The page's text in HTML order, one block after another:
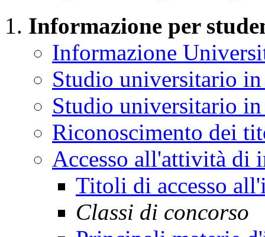
Informazione per
Informazione
Studio universitario
Studio universitario
Riconoscimento dei
Accesso all'attività di
Titoli di accesso
Classi di concorso